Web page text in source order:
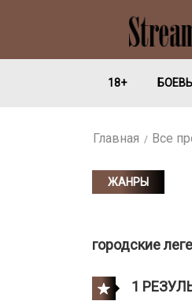
18+
Главная Все
ЖАНРЫ
городские
1